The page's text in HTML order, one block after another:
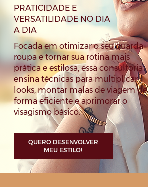
PRATICIDADE E
VERSATILIDADE NO DIA
A DIA
Focada em otimizar o seu guarda-
roupa e tornar sua rotina mais
prática e estilosa, essa consultoria
ensina técnicas para multiplicar
looks, montar malas de viagem de
forma eficiente e aprimorar o
visagismo básico.
QUERO DESENVOLVER
MEU ESTILO!